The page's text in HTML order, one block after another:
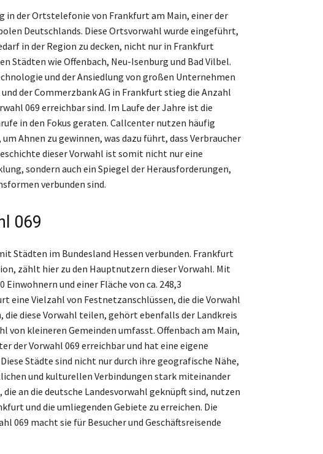
in der Ortstelefonie von Frankfurt am Main, einer der
Deutschlands. Diese Ortsvorwahl wurde eingeführt,
in der Region zu decken, nicht nur in Frankfurt
Städten wie Offenbach, Neu-Isenburg und Bad Vilbel.
und der Ansiedlung von großen Unternehmen
der Commerzbank AG in Frankfurt stieg die Anzahl
069 erreichbar sind. Im Laufe der Jahre ist die
in den Fokus geraten. Callcenter nutzen häufig
Ahnen zu gewinnen, was dazu führt, dass Verbraucher
dieser Vorwahl ist somit nicht nur eine
sondern auch ein Spiegel der Herausforderungen,
verbunden sind.
069
Städten im Bundesland Hessen verbunden. Frankfurt
zählt hier zu den Hauptnutzern dieser Vorwahl. Mit
Einwohnern und einer Fläche von ca. 248,3
Vielzahl von Festnetzanschlüssen, die die Vorwahl
die diese Vorwahl teilen, gehört ebenfalls der Landkreis
von kleineren Gemeinden umfasst. Offenbach am Main,
der Vorwahl 069 erreichbar und hat eine eigene
Städte sind nicht nur durch ihre geografische Nähe,
und kulturellen Verbindungen stark miteinander
die an die deutsche Landesvorwahl geknüpft sind, nutzen
und die umliegenden Gebiete zu erreichen. Die
069 macht sie für Besucher und Geschäftsreisende